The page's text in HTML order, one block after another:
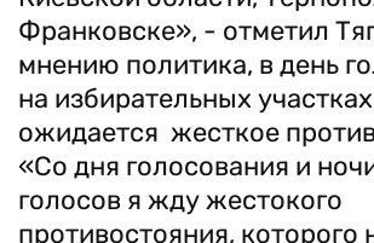
Франковске», - отметил
мнению политика, в день
на избирательных
ожидается жесткое
«Со дня голосования и
голосов я жду жестокого
противостояния, которого